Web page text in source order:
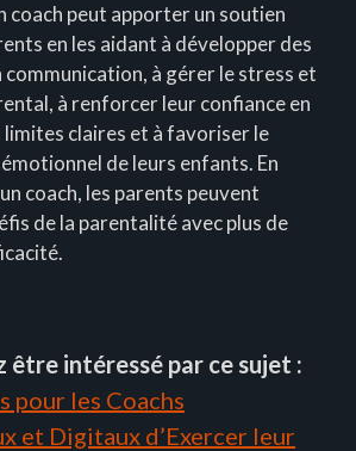
coach peut apporter un soutien
en les aidant à développer des
communication, à gérer le stress et
à renforcer leur confiance en
limites claires et à favoriser le
de leurs enfants. En
coach, les parents peuvent
de la parentalité avec plus de
être intéressé par ce sujet :
pour les Coachs
et Digitaux d’Exercer leur